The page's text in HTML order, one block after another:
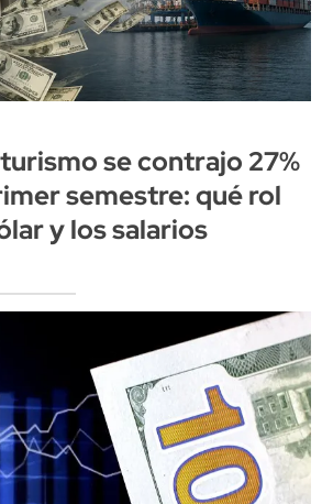
se contrajo 27%
semestre: qué rol
y los salarios